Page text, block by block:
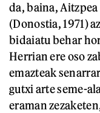
da, baina,
(Donostia, 1971)
bidaiatu behar
Herrian ere oso
emazteak
gutxi arte seme-
eraman